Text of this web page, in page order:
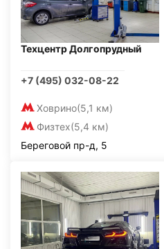
Техцентр Долгопрудный
+7 (495) 032-08-22
Ховрино(5,1 км)
Физтех(5,4 км)
Береговой пр-д, 5